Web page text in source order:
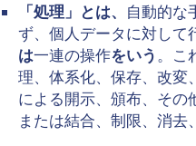
「処理」とは、 自動的な
ず、個人データに対して
は一連の操作をいう 。こ
理、体系化、保存、改変
による開示、頒布、その
または結合、制限、消去
Contact us
First Name